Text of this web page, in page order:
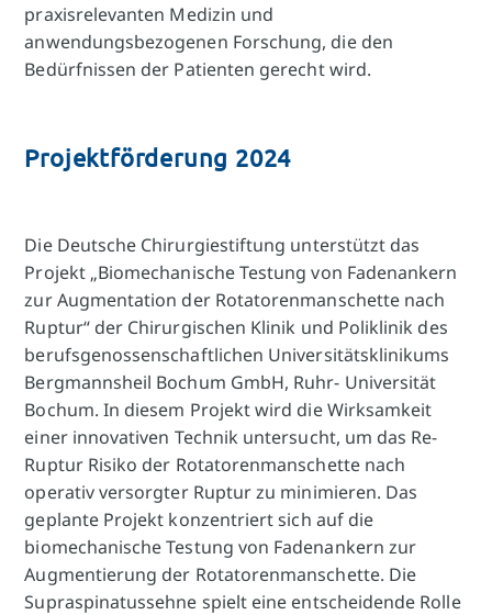
praxisrelevanten Medizin und
anwendungsbezogenen Forschung, die den
Bedürfnissen der Patienten gerecht wird.
Projektförderung 2024
Die Deutsche Chirurgiestiftung unterstützt das
Projekt „Biomechanische Testung von Fadenankern
zur Augmentation der Rotatorenmanschette nach
Ruptur“ der Chirurgischen Klinik und Poliklinik des
berufsgenossenschaftlichen Universitätsklinikums
Bergmannsheil Bochum GmbH, Ruhr- Universität
Bochum. In diesem Projekt wird die Wirksamkeit
einer innovativen Technik untersucht, um das Re-
Ruptur Risiko der Rotatorenmanschette nach
operativ versorgter Ruptur zu minimieren. Das
geplante Projekt konzentriert sich auf die
biomechanische Testung von Fadenankern zur
Augmentierung der Rotatorenmanschette. Die
Supraspinatussehne spielt eine entscheidende Rolle